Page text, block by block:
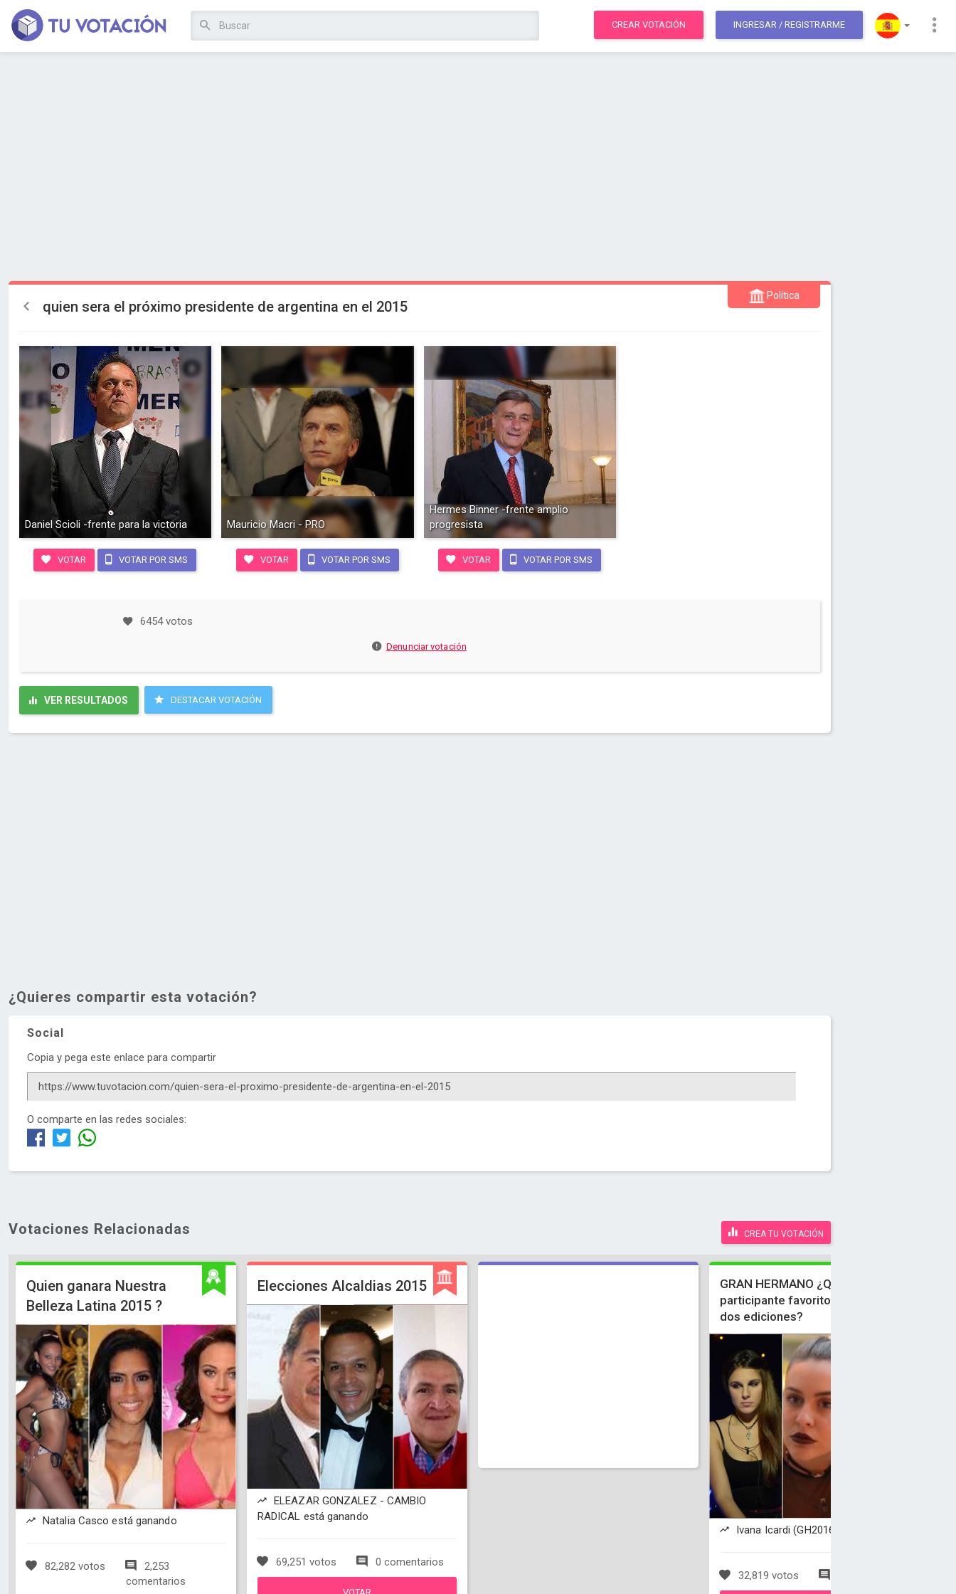
CREAR VOTACIÓN INGRESAR / REGISTRARME
Política
quien sera el próximo presidente de argentina en el 2015
Daniel Scioli -frente para la victoria
VOTAR VOTAR POR SMS
Mauricio Macri - PRO
VOTAR VOTAR POR SMS
Hermes Binner -frente amplio
progresista
VOTAR VOTAR POR SMS
6454 votos
Denunciar votación
VER RESULTADOS DESTACAR VOTACIÓN
¿Quieres compartir esta votación?
Social
Copia y pega este enlace para compartir
O comparte en las redes sociales:
Votaciones Relacionadas CREA TU VOTACIÓN
Quien ganara Nuestra
Belleza Latina 2015 ?
Natalia Casco está ganando
82,282 votos
2,253
comentarios
Elecciones Alcaldias 2015
ELEAZAR GONZALEZ - CAMBIO
RADICAL está ganando
69,251 votos 0 comentarios
GRAN HERMANO ¿Quien fue tu
participante favorito en estas
dos ediciones?
Ivana Icardi (GH2016) está ganando
32,819 votos